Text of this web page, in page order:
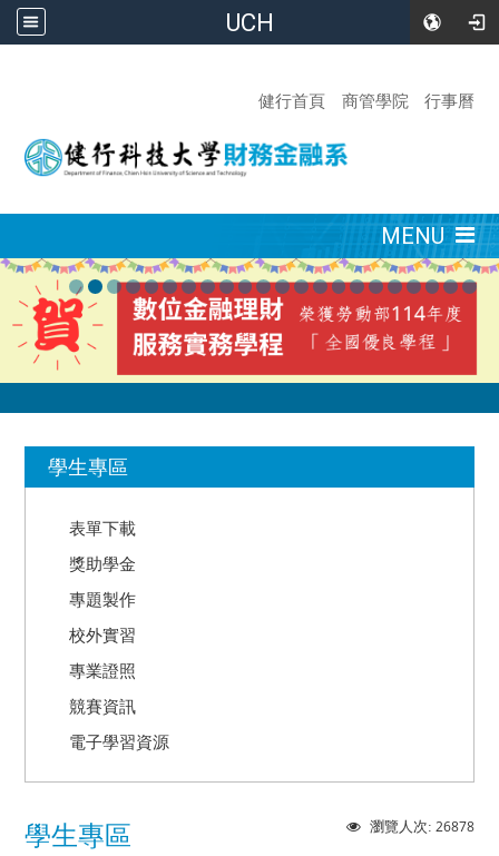
UCH
健行首頁
商管學院 行事曆
MENU
學生專區
表單下載
獎助學金
專題製作
校外實習
專業證照
競賽資訊
電子學習資源
瀏覽人次: 26878
學生專區